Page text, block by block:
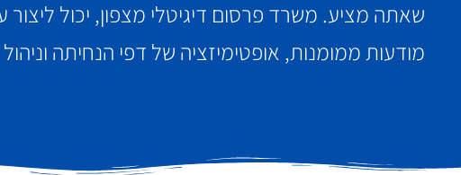
שאתה מציע. משרד פרסום דיגיטלי מצפון, יכול
מודעות ממומנות, אופטימיזציה של דפי הנחיתה